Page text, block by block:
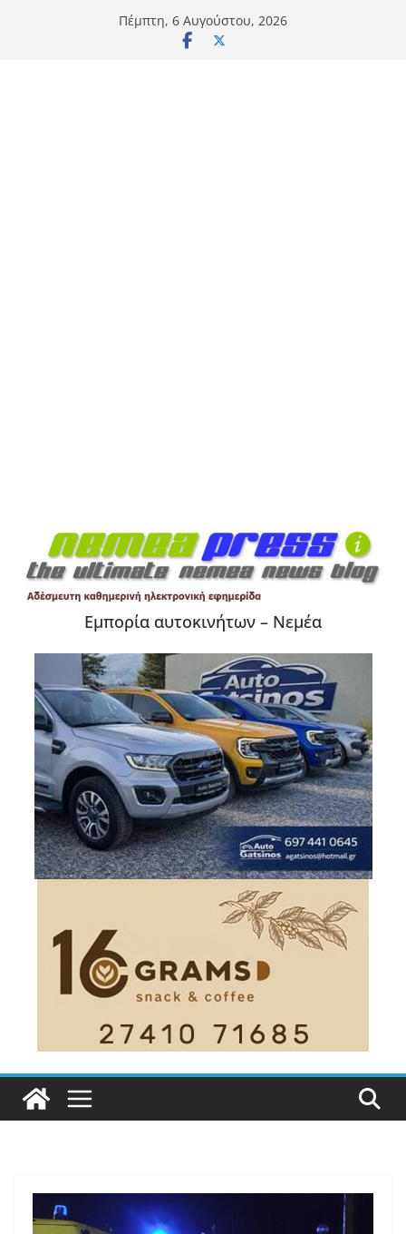
Πέμπτη, 6 Αυγούστου, 2026
Εμπορία αυτοκινήτων – Νεμέα